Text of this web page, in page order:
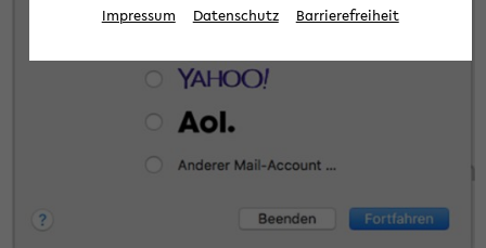
Impressum Datenschutz Barrierefreiheit